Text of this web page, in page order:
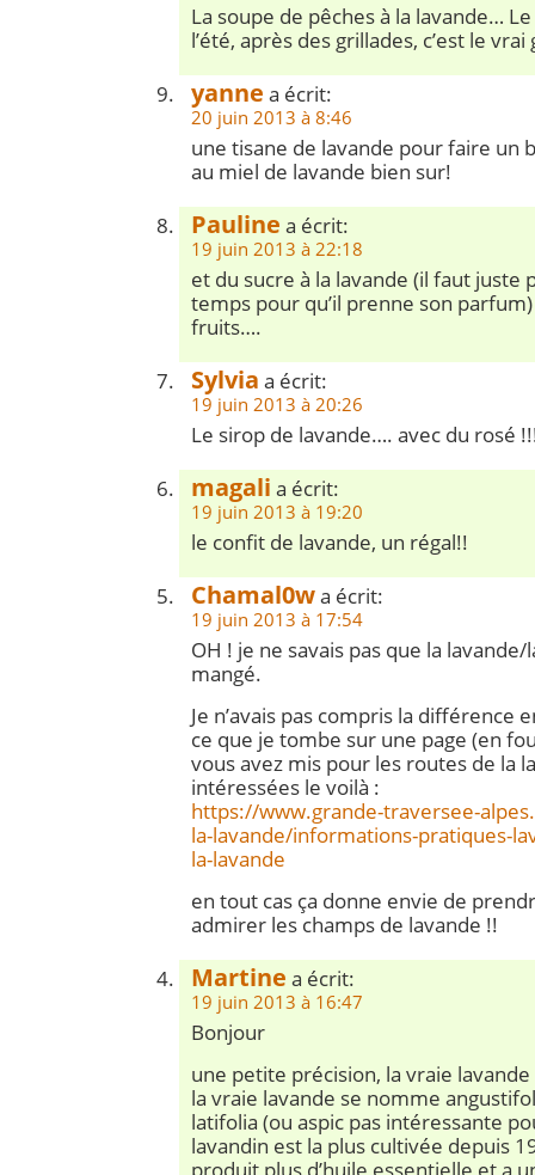
La soupe de pêches à la lavande…
l’été, après des grillades, c’est le
yanne a écrit:
20 juin 2013 à 8:46
une tisane de lavande pour faire un
au miel de lavande bien sur!
Pauline a écrit:
19 juin 2013 à 22:18
et du sucre à la lavande (il faut juste
temps pour qu’il prenne son
fruits….
Sylvia a écrit:
19 juin 2013 à 20:26
Le sirop de lavande…. avec du rosé
magali a écrit:
19 juin 2013 à 19:20
le confit de lavande, un régal!!
Chamal0wa écrit:
19 juin 2013 à 17:54
OH ! je ne savais pas que la
mangé.
Je n’avais pas compris la différence
ce que je tombe sur une page (en
vous avez mis pour les routes de la
intéressées le voilà :
https://www.grande-traversee-
la-lavande/informations-pratiques-
la-lavande
en tout cas ça donne envie de
admirer les champs de lavande !!
Martine a écrit:
19 juin 2013 à 16:47
Bonjour
une petite précision, la vraie lavande
la vraie lavande se nomme
latifolia (ou aspic pas intéressante
lavandin est la plus cultivée depuis
produit plus d’huile essentielle et a